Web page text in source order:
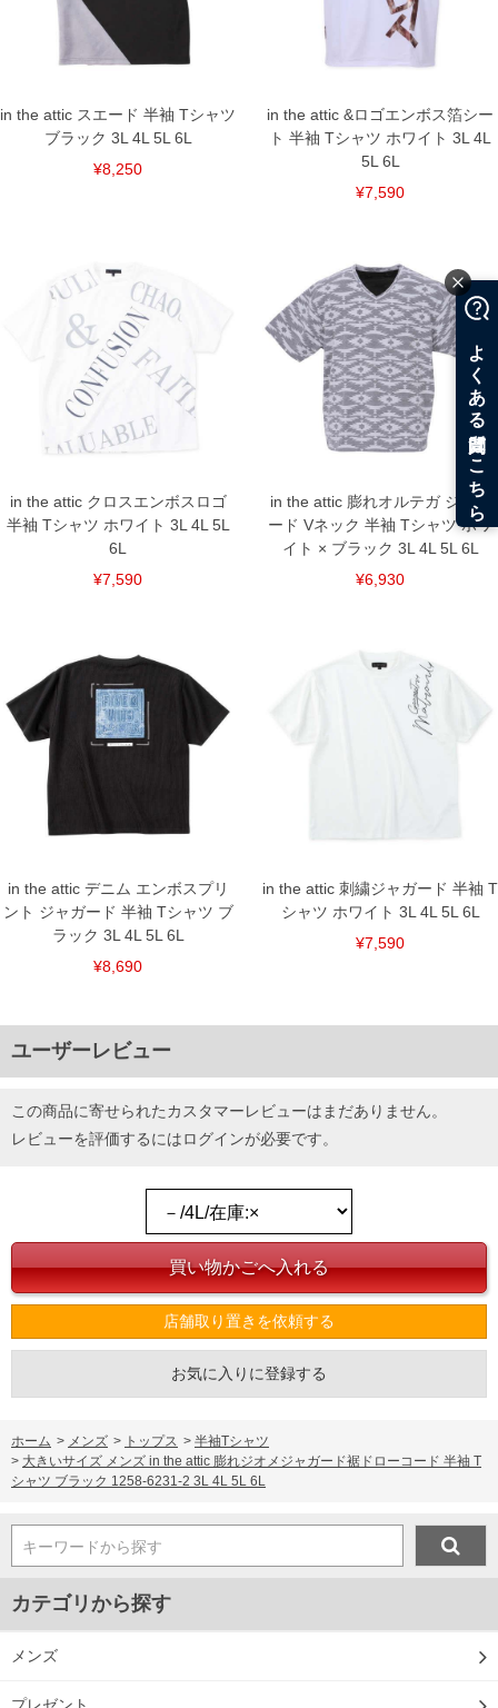
in the attic スエード 半袖 Tシャツ
ブラック 3L 4L 5L 6L
¥8,250
in the attic &ロゴエンボス箔シー
ト 半袖 Tシャツ ホワイト 3L 4L
5L 6L
¥7,590
in the attic クロスエンボスロゴ
半袖 Tシャツ ホワイト 3L 4L 5L
6L
¥7,590
in the attic 膨れオルテガ ジャガ
ード Vネック 半袖 Tシャツ ホワ
イト × ブラック 3L 4L 5L 6L
¥6,930
in the attic デニム エンボスプリ
ント ジャガード 半袖 Tシャツ ブ
ラック 3L 4L 5L 6L
¥8,690
in the attic 刺繍ジャガード 半袖 T
シャツ ホワイト 3L 4L 5L 6L
¥7,590
ユーザーレビュー
この商品に寄せられたカスタマーレビューはまだありません。
レビューを評価するにはログインが必要です。
店舗取り置きを依頼する
お気に入りに登録する
ホーム > メンズ > トップス > 半袖Tシャツ
> 大きいサイズ メンズ in the attic 膨れジオメジャガード裾ドローコード 半袖 T
シャツ ブラック 1258-6231-2 3L 4L 5L 6L
キーワードから探す
カテゴリから探す
メンズ